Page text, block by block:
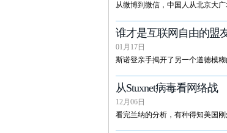
从微博到微信，中国人从北京大
谁才是互联网自由的盟
01月17日
斯诺登亲手揭开了另一个道德模
从Stuxnet病毒看网络战
12月06日
看完兰纳的分析，有种得知美国